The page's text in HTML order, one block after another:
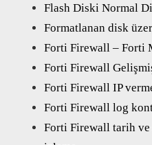
Flash Diski Normal
Formatlanan disk
Forti Firewall – Forti
Forti Firewall
Forti Firewall IP
Forti Firewall log
Forti Firewall tarih ve